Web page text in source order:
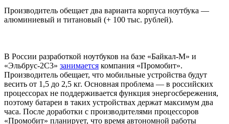
Производитель обещает два варианта корпуса ноутбука —
алюминиевый и титановый (+ 100 тыс. рублей).
В России разработкой ноутбуков на базе «Байкал-М» и
«Эльбрус-2С3» занимается компания «Промобит».
Производитель обещает, что мобильные устройства будут
весить от 1,5 до 2,5 кг. Основная проблема — в российских
процессорах не поддерживается функция энергосбережения,
поэтому батареи в таких устройствах держат максимум два
часа. После доработки с производителями процессоров
«Промобит» планирует, что время автономной работы